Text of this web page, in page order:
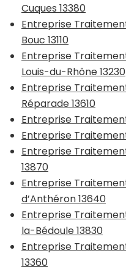
Cuques 13380
Entreprise
Bouc 13110
Entreprise
Louis-du-Rhône 13230
Entreprise
Réparade 13610
Entreprise
Entreprise
Entreprise
13870
Entreprise
d’Anthéron 13640
Entreprise
la-Bédoule 13830
Entreprise
13360